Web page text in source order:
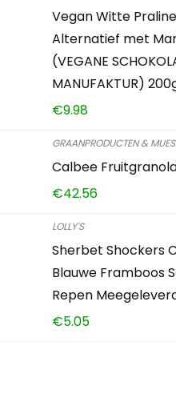
Vegan Witte
Alternatief met
(VEGANE
MANUFAKTUR)
€9.98
GRAANPRODUCTEN &
Calbee
€42.56
LOLLY'S
Sherbet Shockers
Blauwe Framboos
Repen
€5.05